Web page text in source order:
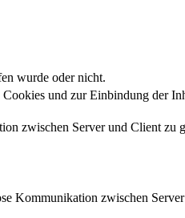
wurde oder nicht.
und zur Einbindung der
zwischen Server und Client zu
Kommunikation zwischen